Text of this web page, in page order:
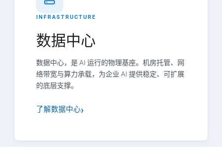
INFRASTRUCTURE
数据中心
数据中心，是 AI 运行的物理基座。机房托管、网
络带宽与算力承载，为企业 AI 提供稳定、可扩展
的底层支撑。
了解数据中心